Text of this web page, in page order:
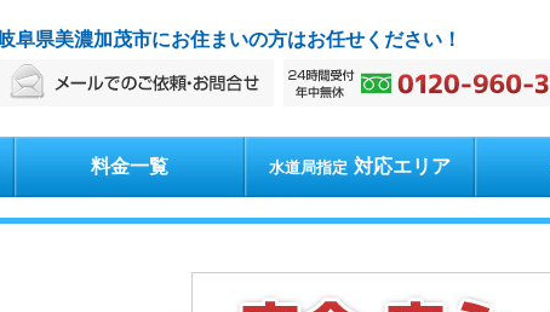
阜県美濃加茂市にお住まいの方はお任せください！
料金一覧 水道局指定 対応エリア